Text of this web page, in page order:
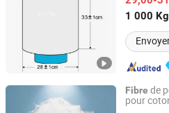
1 000 Kg
Fibre de
pour
Wuxi Ximeng Information